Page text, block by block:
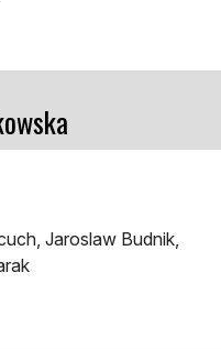
Jaroslaw Budnik,